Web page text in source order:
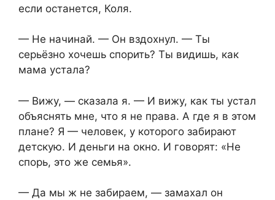
если останется, Коля.
— Не начинай. — Он вздохнул. — Ты
серьёзно хочешь спорить? Ты видишь, как
мама устала?
— Вижу, — сказала я. — И вижу, как ты устал
объяснять мне, что я не права. А где я в этом
плане? Я — человек, у которого забирают
детскую. И деньги на окно. И говорят: «Не
спорь, это же семья».
— Да мы ж не забираем, — замахал он